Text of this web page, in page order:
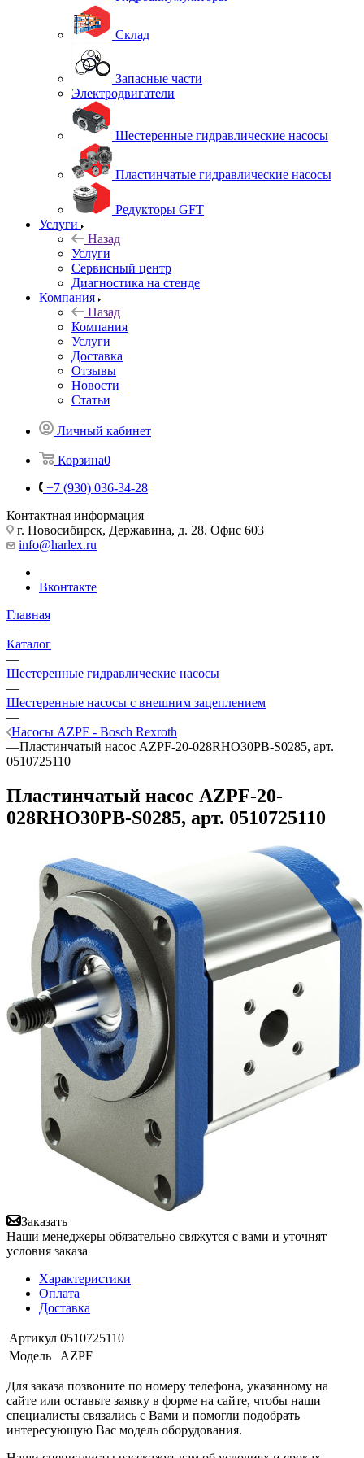
Склад
Запасные части
Электродвигатели
Шестеренные гидравлические насосы
Пластинчатые гидравлические насосы
Редукторы GFT
Услуги
Назад
Услуги
Сервисный центр
Диагностика на стенде
Компания
Назад
Компания
Услуги
Доставка
Отзывы
Новости
Статьи
Личный кабинет
Корзина0
+7 (930) 036-34-28
Контактная информация
г. Новосибирск, Державина, д. 28. Офис 603
info@harlex.ru
Вконтакте
Главная
—
Каталог
—
Шестеренные гидравлические насосы
—
Шестеренные насосы с внешним зацеплением
—
Насосы AZPF - Bosch Rexroth
—Пластинчатый насос AZPF-20-028RHO30PB-S0285, арт.
0510725110
Пластинчатый насос AZPF-20-
028RHO30PB-S0285, арт. 0510725110
Заказать
Наши менеджеры обязательно свяжутся с вами и уточнят
условия заказа
Характеристики
Оплата
Доставка
Артикул 0510725110
Модель
AZPF
Для заказа позвоните по номеру телефона, указанному на
сайте или оставьте заявку в форме на сайте, чтобы наши
специалисты связались с Вами и помогли подобрать
интересующую Вас модель оборудования.